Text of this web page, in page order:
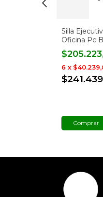
Silla
Oficina Pc
6 x
Comprar